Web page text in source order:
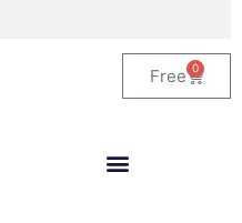
Free 0